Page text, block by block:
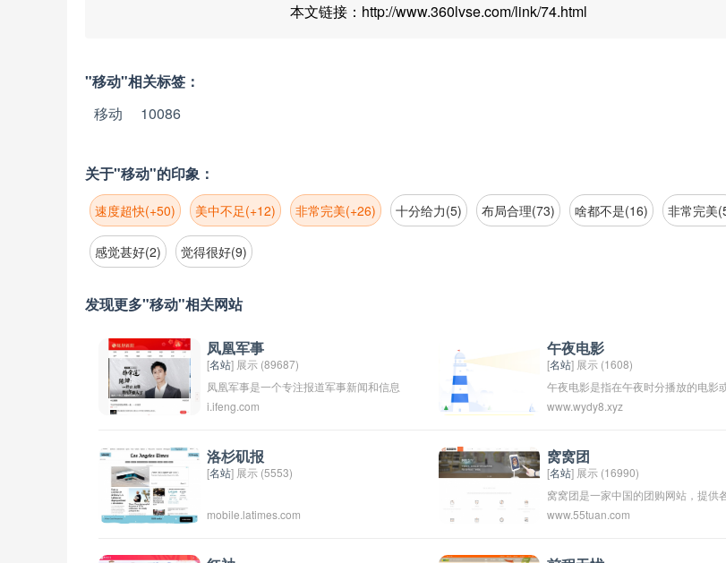
本文链接：http://www.360lvse.com/link/74.html
"移动"相关标签：
移动
10086
关于"移动"的印象：
速度超快(+50) 美中不足(+12) 非常完美(+26) 十分给力(5) 布局合理(73) 啥都不是(16) 非常完美
感觉甚好(2) 觉得很好(9)
发现更多"移动"相关网站
凤凰军事
[名站] 展示 (89687)
凤凰军事是一个专注报道军事新闻和信息
的媒体平台。它为读者提供最新的军事动
道和分析。通过凤凰军事，读者可以了解
到国内外军事事件的最新进展，以及军方
i.ifeng.com
午夜电影
[名站] 展示 (1608)
午夜电影是指在午夜时分播放的电影
视节目。这些节目通常包含更多的悬疑
和情感表达，适合在夜晚观看。午夜电
常常吸引那些喜欢刺激和挑战的观众，
给他们别样的电影体验。
www.wydy8.xyz
洛杉矶报
[名站] 展示 (5553)
mobile.latimes.com
窝窝团
[名站] 展示 (16990)
窝窝团是一家中国的团购网站，提供
商品和服务的团购优惠。用户可以在网
www.55tuan.com